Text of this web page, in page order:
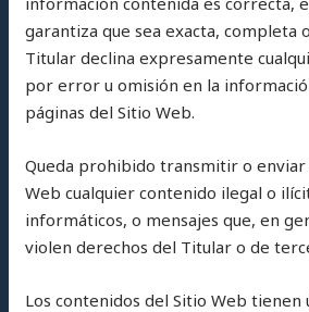
garantiza que sea exacta, completa
Titular declina expresamente
por error u omisión en la
páginas del Sitio Web.
Queda prohibido transmitir o enviar
Web cualquier contenido ilegal o
informáticos, o mensajes que, en
violen derechos del Titular o de
Los contenidos del Sitio Web tienen